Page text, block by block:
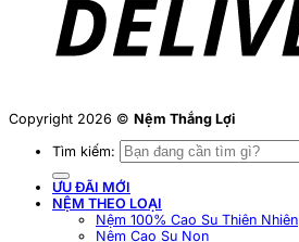
Copyright 2026 © Nệm Thắng Lợi
Tìm kiếm:
ƯU ĐÃI MỚI
NỆM THEO LOẠI
Nệm 100% Cao Su Thiên Nhiên
Nệm Cao Su Non